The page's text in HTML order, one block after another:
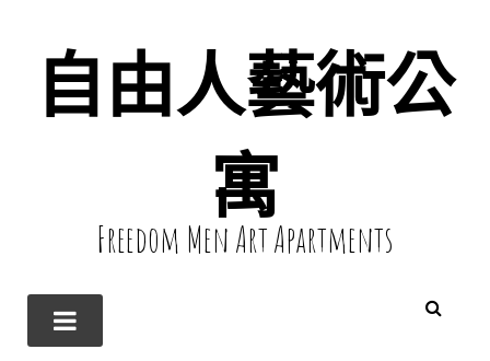
自由人藝術公
寓
Freedom Men Art Apartments